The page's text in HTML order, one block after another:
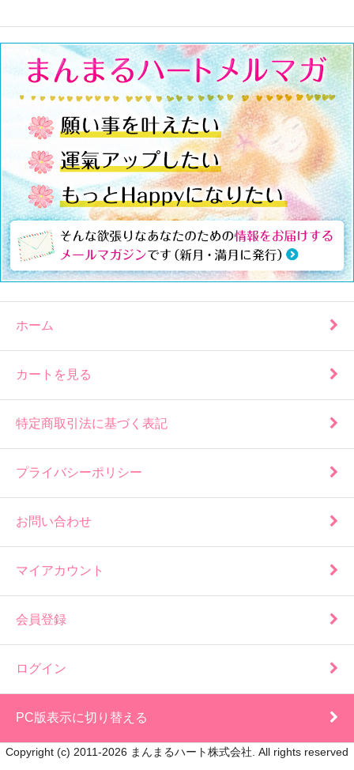
ホーム
カートを見る
特定商取引法に基づく表記
プライバシーポリシー
お問い合わせ
マイアカウント
会員登録
ログイン
PC版表示に切り替える
Copyright (c) 2011-2026 まんまるハート株式会社. All rights reserved